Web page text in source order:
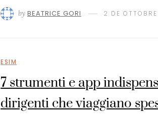
by BEATRICE GORI 2 DE
ESIM
7 strumenti e app
dirigenti che viaggiano